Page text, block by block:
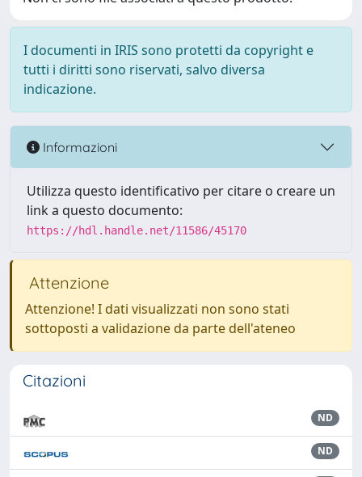
I documenti in IRIS sono protetti da copyright e
tutti i diritti sono riservati, salvo diversa
indicazione.
Informazioni
Utilizza questo identificativo per citare o creare un
link a questo documento:
https://hdl.handle.net/11586/45170
Attenzione
Attenzione! I dati visualizzati non sono stati
sottoposti a validazione da parte dell'ateneo
Citazioni
ND
ND